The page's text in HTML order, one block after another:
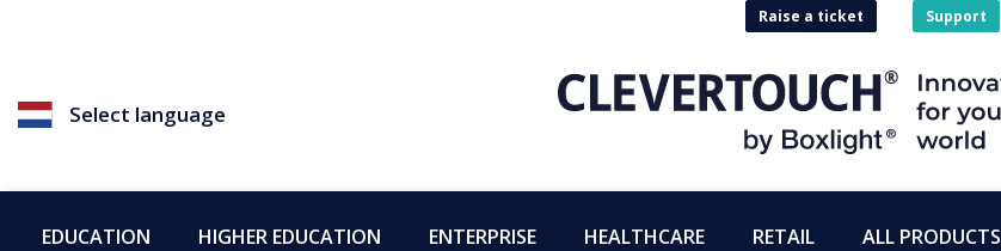
Select language
Raise a ticket Support
EDUCATION HIGHER EDUCATION ENTERPRISE HEALTHCARE RETAIL ALL PRODUCTS